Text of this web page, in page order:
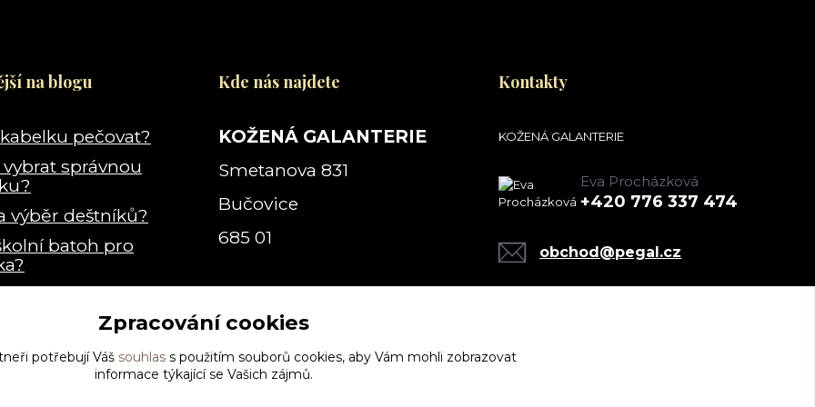
na blogu
pečovat?
vybrat správnou
výběr deštníků?
batoh pro
Kde nás najdete
KOŽENÁ GALANTERIE
Smetanova 831
Bučovice
685 01
Kontakty
KOŽENÁ GALANTERIE
Eva Procházková
+420 776 337 474
obchod@pegal.cz
Zpracování cookies
potřebují Váš souhlass použitím souborů cookies, aby Vám mohli zobrazovat
informace týkající se Vašich zájmů.